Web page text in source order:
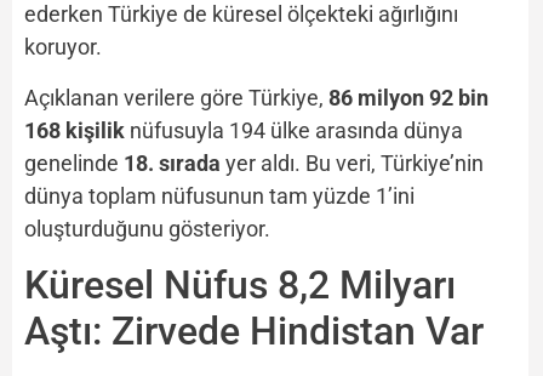
ederken Türkiye de küresel ölçekteki ağırlığını
koruyor.
Açıklanan verilere göre Türkiye, 86 milyon 92 bin
168 kişilik nüfusuyla 194 ülke arasında dünya
genelinde 18. sırada yer aldı. Bu veri, Türkiye’nin
dünya toplam nüfusunun tam yüzde 1’ini
oluşturduğunu gösteriyor.
Küresel Nüfus 8,2 Milyarı
Aştı: Zirvede Hindistan Var